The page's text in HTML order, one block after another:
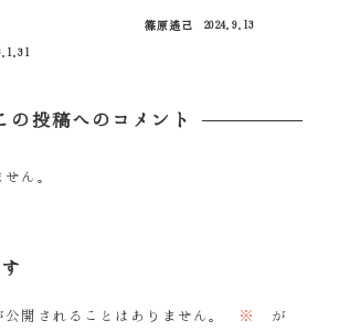
篠原遙己
2024.9.13
の投稿へのコメント
ん。
公開されることはありません。 ※
が